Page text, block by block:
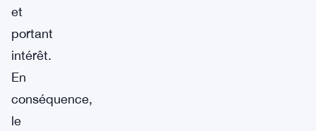
et
portant
intérêt.
En
conséquence,
le